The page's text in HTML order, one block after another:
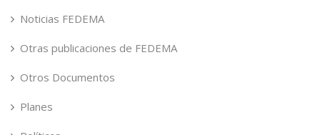
Noticias FEDEMA
Otras publicaciones de FEDEMA
Otros Documentos
Planes